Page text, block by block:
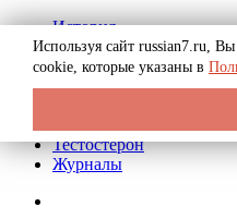
История
Биография
Криминал
Реклама на сайте
Тестостерон
Журналы
Используя сайт russian7.ru,
cookie, которые указаны в